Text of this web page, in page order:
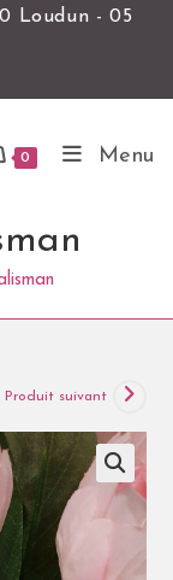
Loudun - 05
0 Menu
Produit suivant